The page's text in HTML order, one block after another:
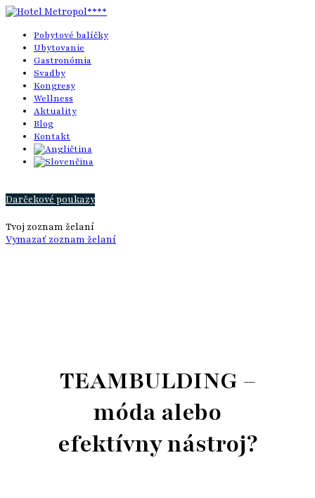
Pobytové balíčky
Ubytovanie
Gastronómia
Svadby
Kongresy
Wellness
Aktuality
Blog
Kontakt
Darčekové poukazy
Tvoj zoznam želaní
Vymazať zoznam želaní
TEAMBULDING –
móda alebo
efektívny nástroj?